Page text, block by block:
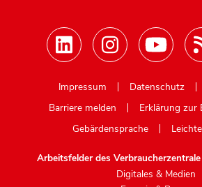
Impressum
Datenschutz
Barriere melden
Erklärung zur
Gebärdensprache
Arbeitsfelder des
Digitales & Medien